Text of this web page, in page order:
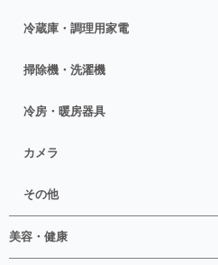
冷蔵庫・調理用家電
掃除機・洗濯機
冷房・暖房器具
カメラ
その他
美容・健康